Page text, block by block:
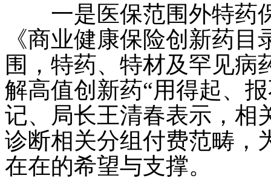
一是医保范围外特药保
《商业健康保险创新药
围，特药、特材及罕见病
解高值创新药“用得起、
记、局长王清春表示，相
诊断相关分组付费范畴，
在在的希望与支撑。